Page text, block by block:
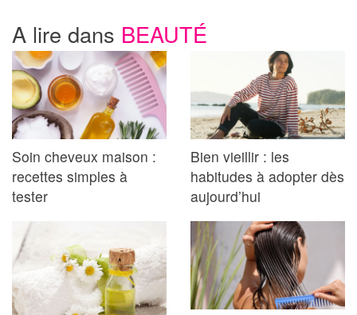
A lire dans BEAUTÉ
Soin cheveux maison :
recettes simples à
tester
Bien vieillir : les
habitudes à adopter dès
aujourd’hui